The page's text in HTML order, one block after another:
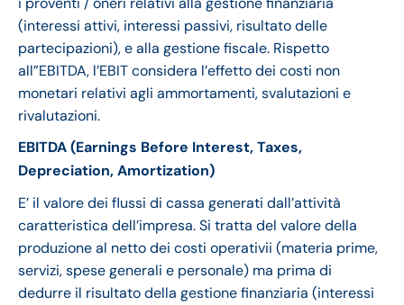
(interessi attivi, interessi passivi, risultato delle
partecipazioni), e alla gestione fiscale. Rispetto
all”EBITDA, l’EBIT considera l’effetto dei costi non
monetari relativi agli ammortamenti, svalutazioni e
rivalutazioni.
EBITDA (Earnings Before Interest, Taxes,
Depreciation, Amortization)
E’ il valore dei flussi di cassa generati dall’attività
caratteristica dell’impresa. Si tratta del valore della
produzione al netto dei costi operativii (materia prime,
servizi, spese generali e personale) ma prima di
dedurre il risultato della gestione finanziaria (interessi